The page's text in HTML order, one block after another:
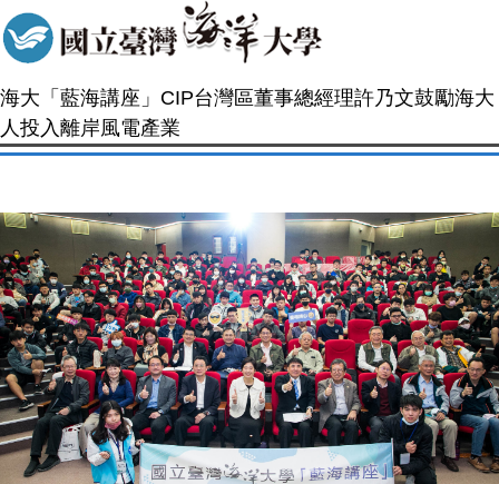
海大「藍海講座」CIP台灣區董事總經理許乃文鼓勵海大
人投入離岸風電產業